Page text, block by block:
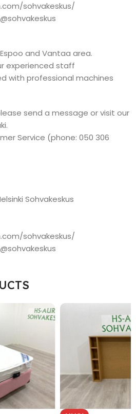
sohvakeskus/
and Vantaa area.
experienced staff
with professional machines
send a message or visit our
Service (phone: 050 306
Sohvakeskus
sohvakeskus/